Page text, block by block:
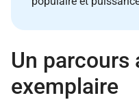
Un
exemplaire